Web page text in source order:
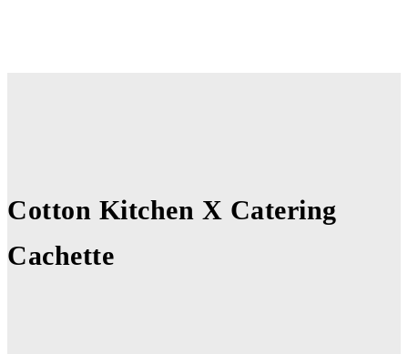
Cotton Kitchen X Catering
Cachette